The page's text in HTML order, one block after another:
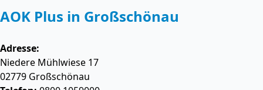
AOK Plus in Großschönau
Adresse:
Niedere Mühlwiese 17
02779 Großschönau